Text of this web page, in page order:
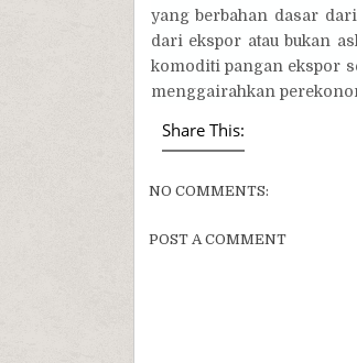
yang berbahan dasar
dari ekspor atau bukan
komoditi pangan ekspor
menggairahkan
Share This:
NO COMMENTS:
POST A COMMENT